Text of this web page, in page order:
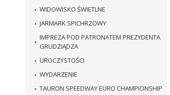
WIDOWISKO ŚWIETLNE
JARMARK SPICHRZOWY
IMPREZA POD PATRONATEM PREZYDENTA
GRUDZIĄDZA
UROCZYSTOŚCI
WYDARZENIE
TAURON SPEEDWAY EURO CHAMPIONSHIP